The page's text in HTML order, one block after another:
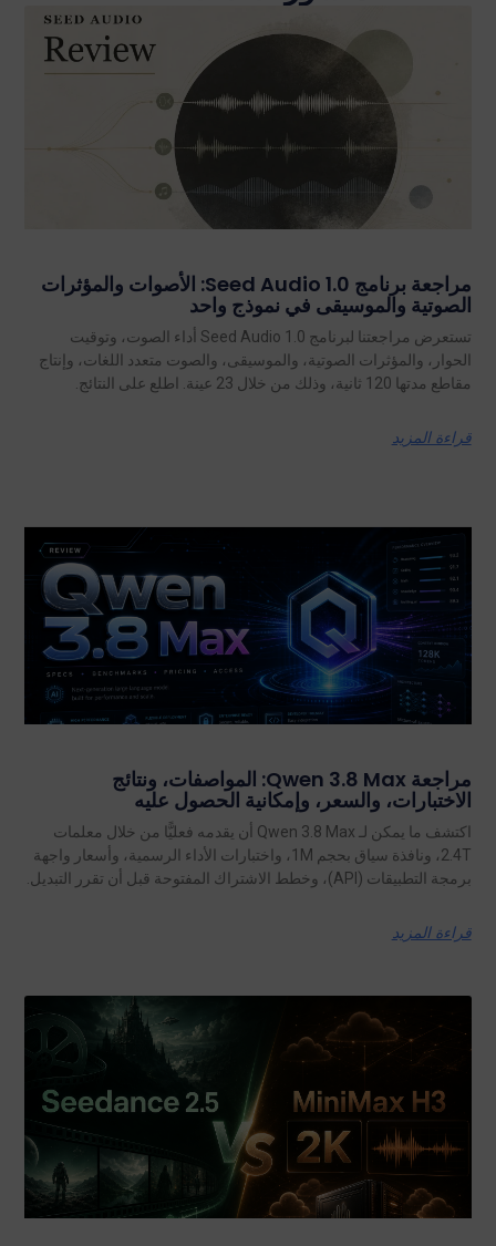
مراجعة برنامج Seed Audio 1.0: الأصوات والمؤثرات
الصوتية والموسيقى في نموذج واحد
تستعرض مراجعتنا لبرنامج Seed Audio 1.0 أداء الصوت، وتوقيت
الحوار، والمؤثرات الصوتية، والموسيقى، والصوت متعدد اللغات، وإنتاج
مقاطع مدتها 120 ثانية، وذلك من خلال 23 عينة. اطلع على النتائج.
قراءة المزيد
مراجعة Qwen 3.8 Max: المواصفات، ونتائج
الاختبارات، والسعر، وإمكانية الحصول عليه
اكتشف ما يمكن لـ Qwen 3.8 Max أن يقدمه فعليًّا من خلال معلمات
2.4T، ونافذة سياق بحجم 1M، واختبارات الأداء الرسمية، وأسعار واجهة
برمجة التطبيقات (API)، وخطط الاشتراك المفتوحة قبل أن تقرر التبديل.
قراءة المزيد